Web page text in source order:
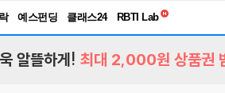
예스펀딩 클래스24
RBTI Lab
독서유형검사
알뜰하게! 최대 2,000원 상품권